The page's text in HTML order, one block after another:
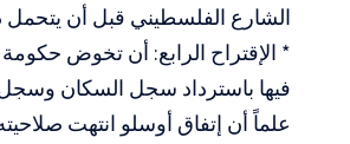
الشارع الفلسطيني قبل أن
* الإقتراح الرابع: أن تخوض
فيها باسترداد سجل السكان وسجل
علماً أن إتفاق أوسلو انتهت صلاحيته منذ العام 1999، ولم يعد يشكل قيداً